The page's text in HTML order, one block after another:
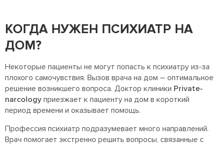
КОГДА НУЖЕН ПСИХИАТР НА
ДОМ?
Некоторые пациенты не могут попасть к психиатру из-за
плохого самочувствия. Вызов врача на дом – оптимальное
решение возникшего вопроса. Доктор клиники Private-
narcology приезжает к пациенту на дом в короткий
период времени и оказывает помощь.
Профессия психиатр подразумевает много направлений.
Врач помогает экстренно решить вопросы, связанные с